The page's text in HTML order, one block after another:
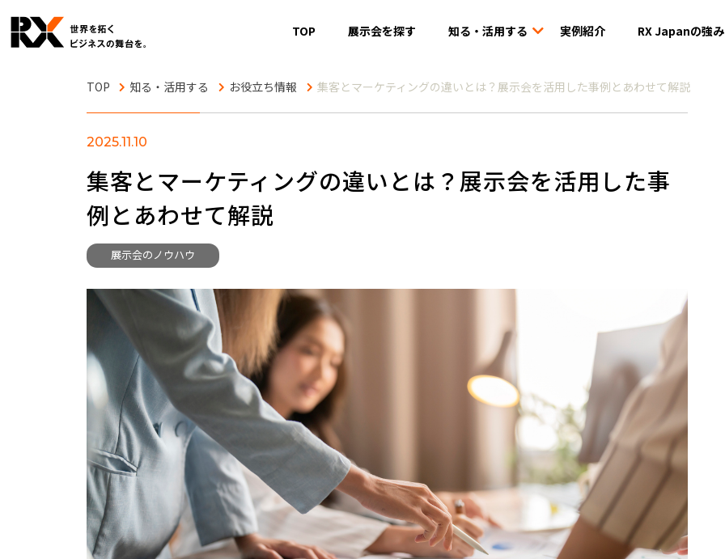
TOP 展示会を探す 知る・活用する 実例紹介 RX Japanの強み
知る・活用する お役立ち情報 集客とマーケティングの違いとは？展示会を活用した事例とあわせて解説
2025.11.10
集客とマーケティングの違いとは？展示会を活用した事
例とあわせて解説
展示会のノウハウ